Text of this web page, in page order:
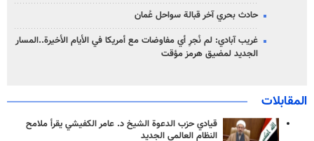
حادث بحري آخر قبالة سواحل عُمان
غريب آبادي: لم نُجرِ أي مفاوضات مع أمريكا في الأيام الأخيرة..المسار
الجديد لمضيق هرمز مؤقت
المقابلات
قيادي حزب الدعوة الشيخ د. عامر الكفيشي يقرأ ملامح
النظام العالمي الجديد